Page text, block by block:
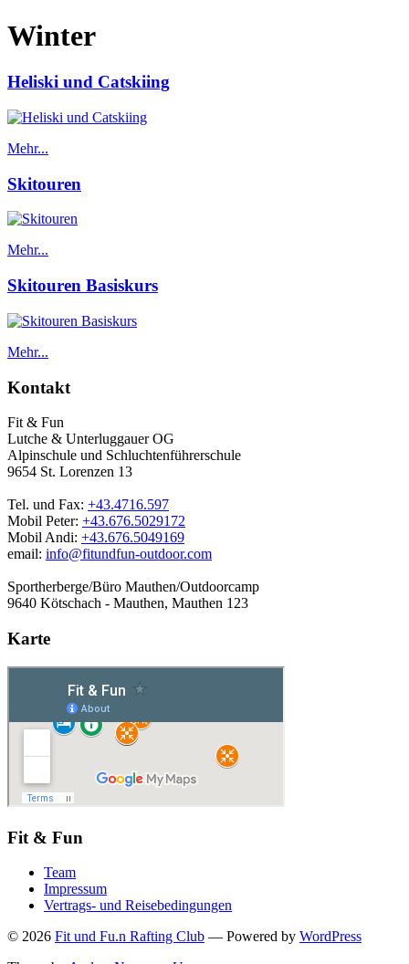
Winter
Heliski und Catskiing
Mehr...
Skitouren
Mehr...
Skitouren Basiskurs
Mehr...
Kontakt
Fit & Fun
Lutche & Unterluggauer OG
Alpinschule und Schluchtenführerschule
9654 St. Lorenzen 13
Tel. und Fax: +43.4716.597
Mobil Peter: +43.676.5029172
Mobil Andi: +43.676.5049169
email: info@fitundfun-outdoor.com
Sportherberge/Büro Mauthen/Outdoorcamp
9640 Kötschach - Mauthen, Mauthen 123
Karte
Fit & Fun
Team
Impressum
Vertrags- und Reisebedingungen
© 2026 Fit und Fu.n Rafting Club — Powered by WordPress